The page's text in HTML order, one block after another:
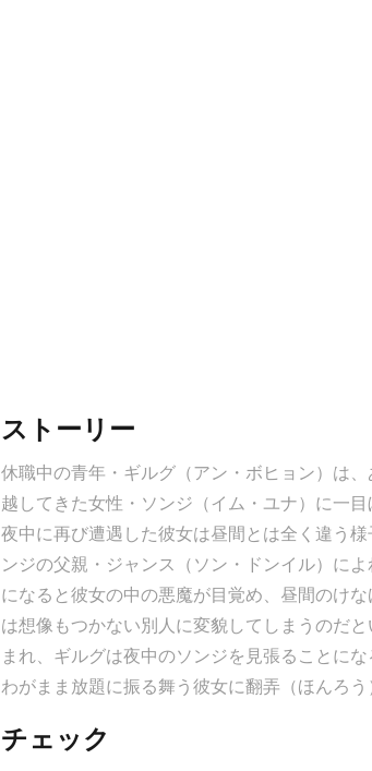
ストーリー
休職中の青年・ギルグ（アン・ボヒョン）は、
越してきた女性・ソンジ（イム・ユナ）に一目
夜中に再び遭遇した彼女は昼間とは全く違う様
ンジの父親・ジャンス（ソン・ドンイル）に
になると彼女の中の悪魔が目覚め、昼間のけな
は想像もつかない別人に変貌してしまうのだ
まれ、ギルグは夜中のソンジを見張ることにな
わがまま放題に振る舞う彼女に翻弄（ほんろう
チェック